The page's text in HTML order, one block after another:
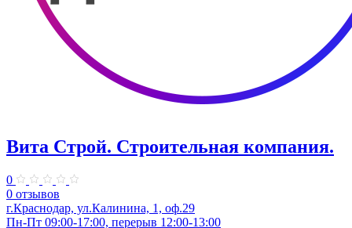
Вита Строй. Строительная компания.
0
0 отзывов
г.Краснодар, ул.Калинина, 1, оф.29
Пн-Пт 09:00-17:00, перерыв 12:00-13:00